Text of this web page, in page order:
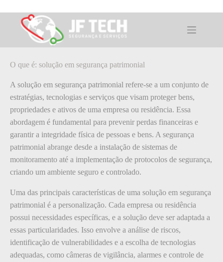
para
conteúdoO que é: solução
O que é: solução em segurança patrimonial
A solução em segurança patrimonial refere-se a um conjunto de
estratégias, tecnologias e serviços que visam proteger bens,
propriedades e ativos de uma empresa ou residência. Essa
abordagem é fundamental para prevenir perdas financeiras e
garantir a integridade física de pessoas e bens. A segurança
patrimonial abrange desde a instalação de sistemas de
monitoramento até a implementação de protocolos de segurança,
criando um ambiente seguro e controlado.
Uma das principais características de uma solução em segurança
patrimonial é a personalização. Cada empresa ou residência
possui necessidades específicas, e a solução deve ser adaptada a
essas particularidades. Isso envolve a análise de riscos,
identificação de vulnerabilidades e a escolha de tecnologias
adequadas, como câmeras de vigilância, alarmes e controle de